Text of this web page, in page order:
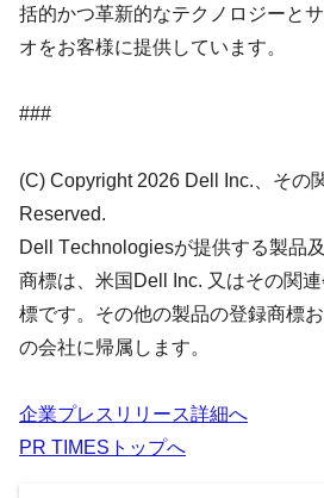
括的かつ革新的なテクノロジーと
オをお客様に提供しています。
###
(C) Copyright 2026 Dell Inc.、その
Reserved.
Dell Technologiesが提供する製品
商標は、米国Dell Inc. 又はその関
標です。その他の製品の登録商標
の会社に帰属します。
企業プレスリリース詳細へ
PR TIMESトップへ